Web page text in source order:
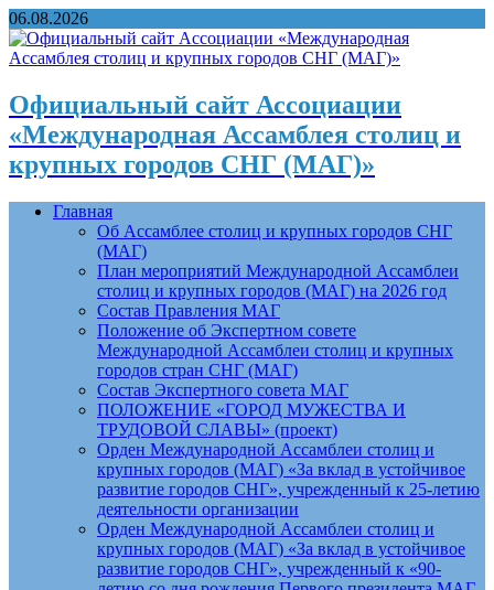
06.08.2026
Официальный сайт Ассоциации
«Международная Ассамблея столиц и
крупных городов СНГ (МАГ)»
Главная
Об Ассамблее столиц и крупных городов СНГ
(МАГ)
План мероприятий Международной Ассамблеи
столиц и крупных городов (МАГ) на 2026 год
Состав Правления МАГ
Положение об Экспертном совете
Международной Ассамблеи столиц и крупных
городов стран СНГ (МАГ)
Состав Экспертного совета МАГ
ПОЛОЖЕНИЕ «ГОРОД МУЖЕСТВА И
ТРУДОВОЙ СЛАВЫ» (проект)
Орден Международной Ассамблеи столиц и
крупных городов (МАГ) «За вклад в устойчивое
развитие городов СНГ», учрежденный к 25-летию
деятельности организации
Орден Международной Ассамблеи столиц и
крупных городов (МАГ) «За вклад в устойчивое
развитие городов СНГ», учрежденный к «90-